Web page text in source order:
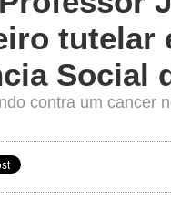
tutelar
Social
contra um cancer